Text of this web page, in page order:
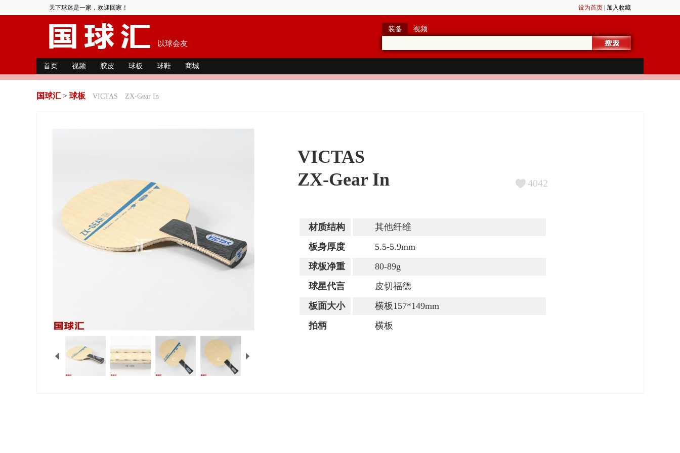
天下球迷是一家，欢迎回家！ 设为首页 加入收藏
以球会友
装备 视频
首页 视频 胶皮 球板 球鞋 商城
国球汇 > 球板 VICTAS ZX-Gear In
VICTAS
ZX-Gear In
4042
材质结构
其他纤维
板身厚度
5.5-5.9mm
球板净重
80-89g
球星代言
皮切福德
板面大小
横板157*149mm
拍柄
横板